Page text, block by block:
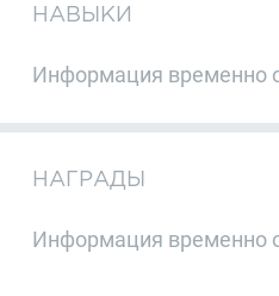
НАВЫКИ
Информация временно
НАГРАДЫ
Информация временно